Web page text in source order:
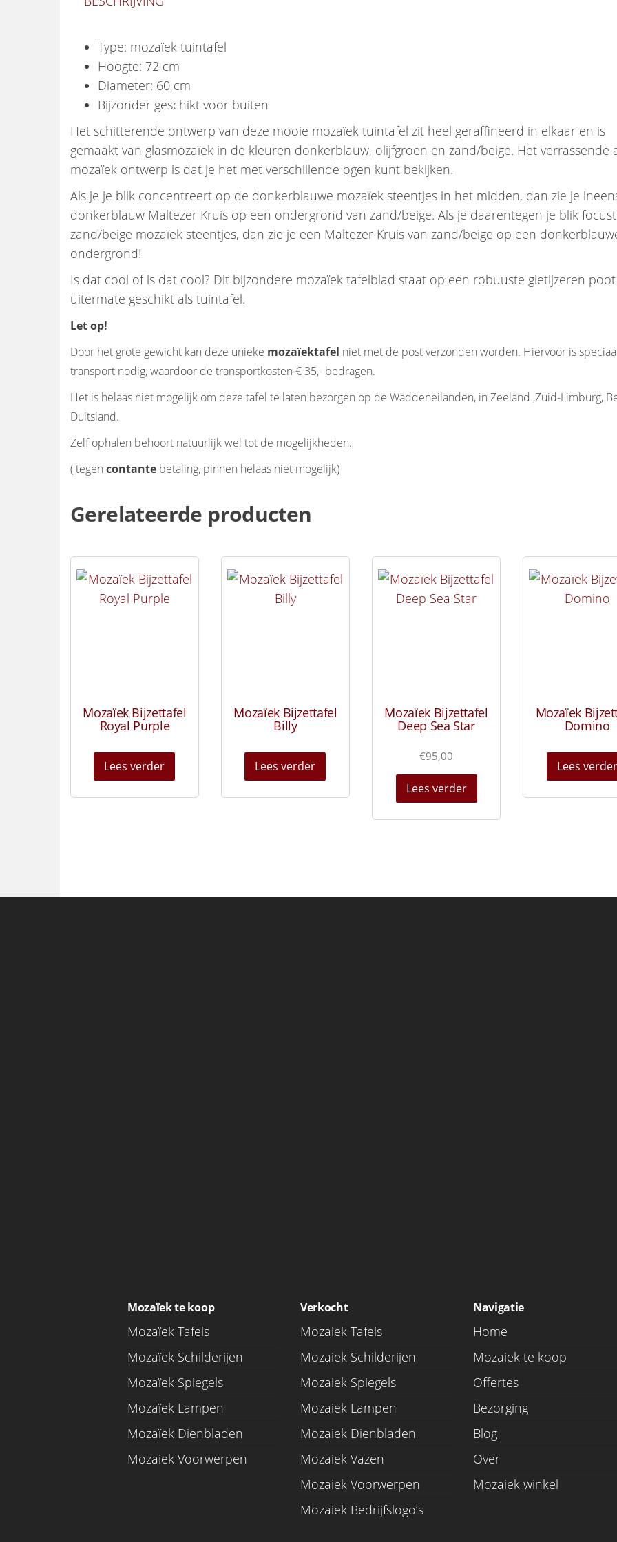
Type: mozaïek tuintafel
Hoogte: 72 cm
Diameter: 60 cm
Bijzonder geschikt voor buiten
Het schitterende ontwerp van deze mooie mozaïek tuintafel zit heel geraffineerd in elkaar en is
gemaakt van glasmozaïek in de kleuren donkerblauw, olijfgroen en zand/beige. Het verrassende
mozaïek ontwerp is dat je het met verschillende ogen kunt bekijken.
Als je je blik concentreert op de donkerblauwe mozaïek steentjes in het midden, dan zie je
donkerblauw Maltezer Kruis op een ondergrond van zand/beige. Als je daarentegen je blik
zand/beige mozaïek steentjes, dan zie je een Maltezer Kruis van zand/beige op een
ondergrond!
Is dat cool of is dat cool? Dit bijzondere mozaïek tafelblad staat op een robuuste gietijzeren
uitermate geschikt als tuintafel.
Let op!
Door het grote gewicht kan deze unieke mozaïektafel niet met de post verzonden worden. Hiervoor is
transport nodig, waardoor de transportkosten € 35,- bedragen.
Het is helaas niet mogelijk om deze tafel te laten bezorgen op de Waddeneilanden, in Zeeland ,Zuid-Limburg,
Duitsland.
Zelf ophalen behoort natuurlijk wel tot de mogelijkheden.
( tegen contante betaling, pinnen helaas niet mogelijk)
Gerelateerde producten
Mozaïek Bijzettafel
Royal Purple
Lees verder
Mozaïek Bijzettafel
Billy
Lees verder
Mozaïek Bijzettafel
Deep Sea Star
€95,00
Lees verder
Mozaïek
Domino
Lees verder
Mozaïek te koop
Mozaïek Tafels
Mozaïek Schilderijen
Mozaïek Spiegels
Mozaïek Lampen
Mozaïek Dienbladen
Mozaiek Voorwerpen
Verkocht
Mozaiek Tafels
Mozaiek Schilderijen
Mozaiek Spiegels
Mozaiek Lampen
Mozaiek Dienbladen
Mozaiek Vazen
Mozaiek Voorwerpen
Mozaiek Bedrijfslogo’s
Navigatie
Home
Mozaiek te koop
Offertes
Bezorging
Blog
Over
Mozaiek winkel